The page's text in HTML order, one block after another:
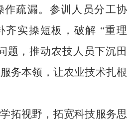
作疏漏。参训人员分工协
齐实操短板，破解 “重理
题，推动农技人员下沉田
务本领，让农业技术扎根
拓视野，拓宽科技服务思